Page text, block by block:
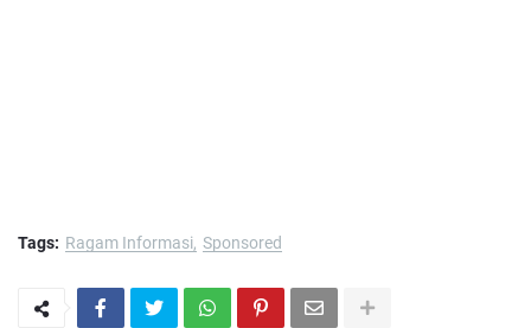
Tags: Ragam Informasi Sponsored